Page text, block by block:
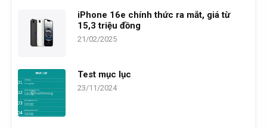
iPhone 16e chính thức ra mắt, giá từ
15,3 triệu đồng
21/02/2025
Test mục lục
23/11/2024